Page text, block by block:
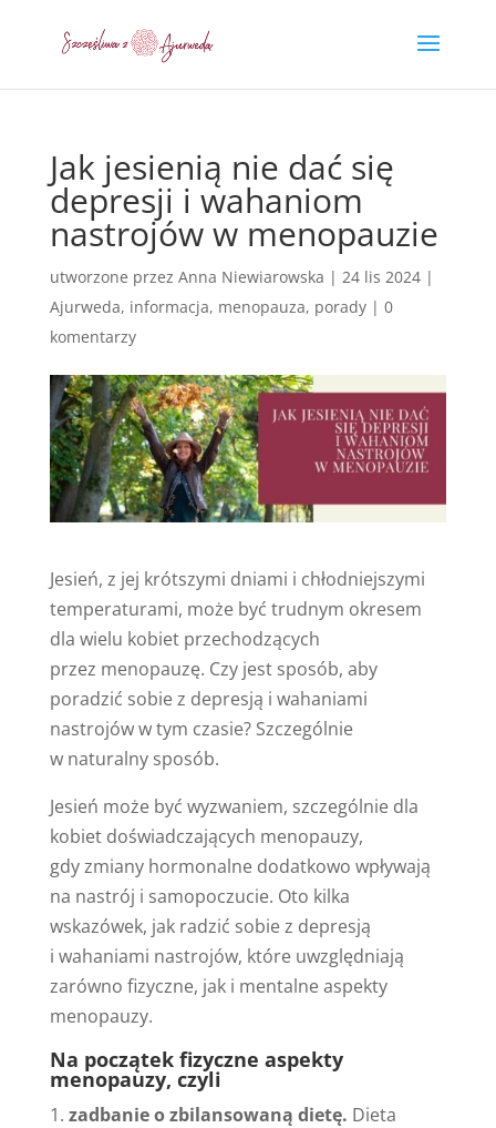
Jak jesienią nie dać się
depresji i wahaniom
nastrojów w menopauzie
utworzone przez Anna Niewiarowska | 24 lis 2024|
Ajurweda, informacja, menopauza, porady| 0
komentarzy
Jesień, z jej krótszymi dniami i chłodniejszymi
temperaturami, może być trudnym okresem
dla wielu kobiet przechodzących
przez menopauzę. Czy jest sposób, aby
poradzić sobie z depresją i wahaniami
nastrojów w tym czasie? Szczególnie
w naturalny sposób.
Jesień może być wyzwaniem, szczególnie dla
kobiet doświadczających menopauzy,
gdy zmiany hormonalne dodatkowo wpływają
na nastrój i samopoczucie. Oto kilka
wskazówek, jak radzić sobie z depresją
i wahaniami nastrojów, które uwzględniają
zarówno fizyczne, jak i mentalne aspekty
menopauzy.
Na początek fizyczne aspekty
menopauzy, czyli
zadbanie o zbilansowaną dietę. Dieta